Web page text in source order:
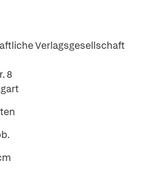
Verlagsgesellschaft
8